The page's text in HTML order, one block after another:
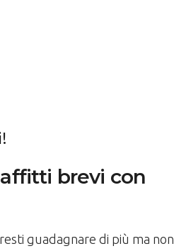
brevi con
guadagnare di più ma non